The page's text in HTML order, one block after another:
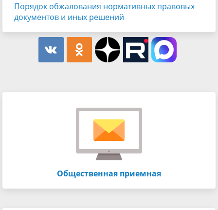
Порядок обжалования нормативных правовых
документов и иных решений
Общественная приемная